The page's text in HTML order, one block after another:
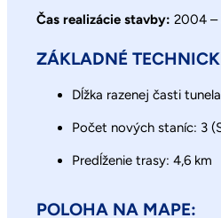
Čas realizácie stavby: 2004
ZÁKLADNÉ
Dĺžka razenej časti
Počet nových staníc: 3
Predĺženie trasy: 4,6 km
POLOHA NA MAPE: